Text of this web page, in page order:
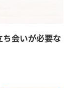
会いが必要な